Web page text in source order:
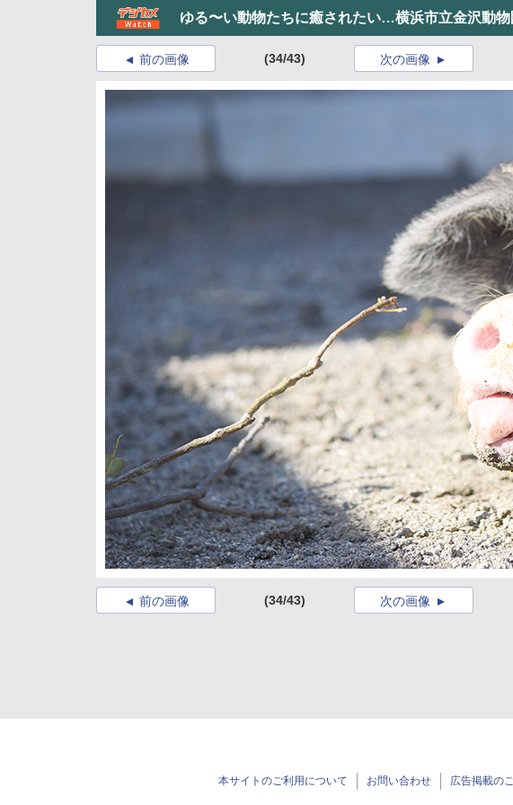
ゆる〜い動物たちに癒されたい…横浜市立金沢動物
前の画像 (34/43) 次の画像
前の画像 (34/43) 次の画像
本サイトのご利用について お問い合わせ 広告掲載の